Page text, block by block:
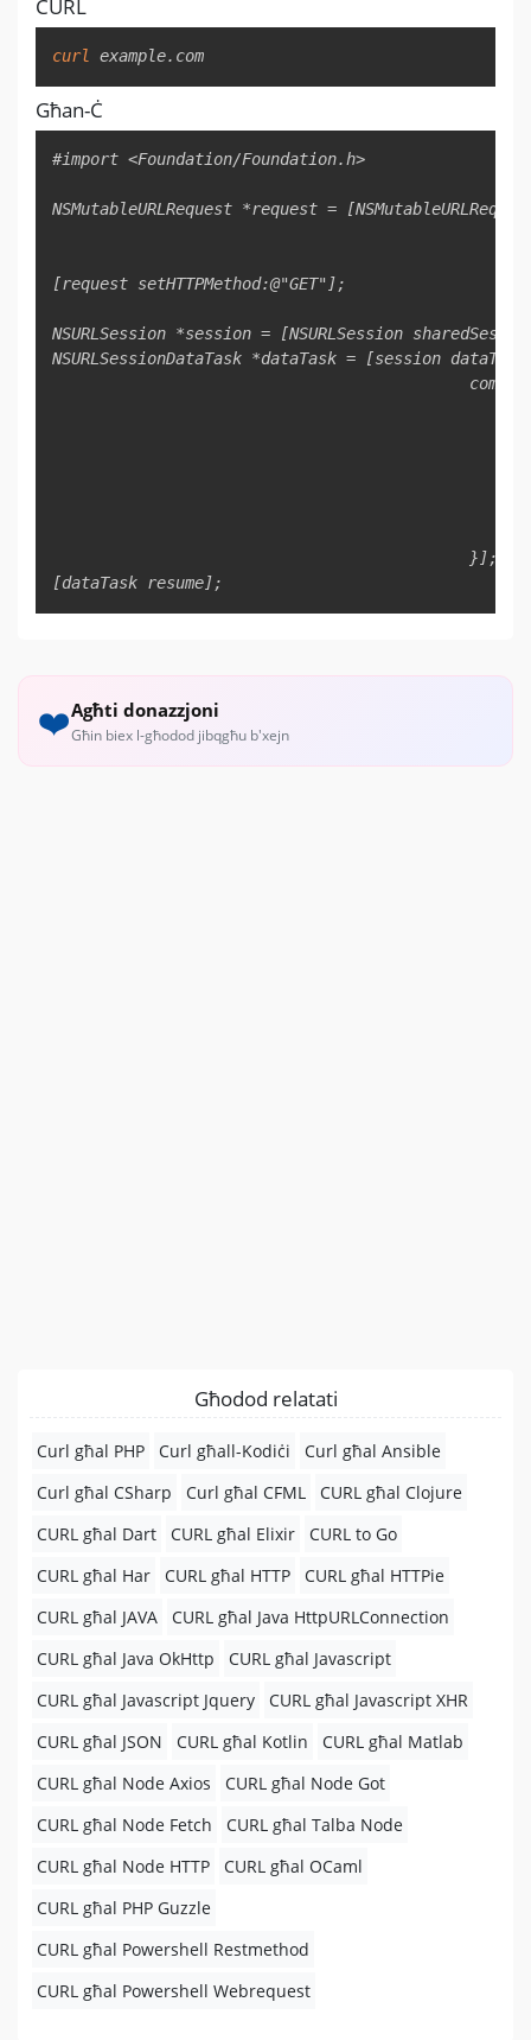
CURL
curl example.com
Għan-Ċ
#import <Foundation/Foundation.h>
NSMutableURLRequest *request =
[request setHTTPMethod:@"GET"];
NSURLSession *session = [NSURLSession
NSURLSessionDataTask *dataTask = [session
                                            }];
[dataTask resume];
❤️Agħti donazzjoni
Għin biex l-għodod jibqgħu b'xejn
Għodod relatati
Curl għal PHP Curl għall-Kodiċi
Curl għal Ansible
Curl għal CSharp
Curl għal CFML
CURL għal Clojure
CURL għal Dart
CURL għal Elixir
CURL to Go
CURL għal Har
CURL għal HTTP
CURL għal HTTPie
CURL għal JAVA
CURL għal Java HttpURLConnection
CURL għal Java OkHttp
CURL għal Javascript
CURL għal Javascript Jquery
CURL għal Javascript XHR
CURL għal JSON
CURL għal Kotlin
CURL għal Matlab
CURL għal Node Axios
CURL għal Node Got
CURL għal Node Fetch
CURL għal Talba Node
CURL għal Node HTTP
CURL għal OCaml
CURL għal PHP Guzzle
CURL għal Powershell Restmethod
CURL għal Powershell Webrequest